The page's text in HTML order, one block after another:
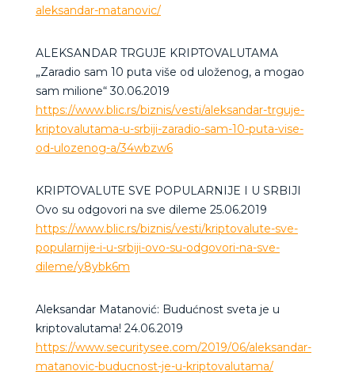
aleksandar-matanovic/
ALEKSANDAR TRGUJE KRIPTOVALUTAMA
„Zaradio sam 10 puta više od uloženog, a mogao
sam milione“ 30.06.2019
https://www.blic.rs/biznis/vesti/aleksandar-trguje-
kriptovalutama-u-srbiji-zaradio-sam-10-puta-vise-
od-ulozenog-a/34wbzw6
KRIPTOVALUTE SVE POPULARNIJE I U SRBIJI
Ovo su odgovori na sve dileme 25.06.2019
https://www.blic.rs/biznis/vesti/kriptovalute-sve-
popularnije-i-u-srbiji-ovo-su-odgovori-na-sve-
dileme/y8ybk6m
Aleksandar Matanović: Budućnost sveta je u
kriptovalutama! 24.06.2019
https://www.securitysee.com/2019/06/aleksandar-
matanovic-buducnost-je-u-kriptovalutama/